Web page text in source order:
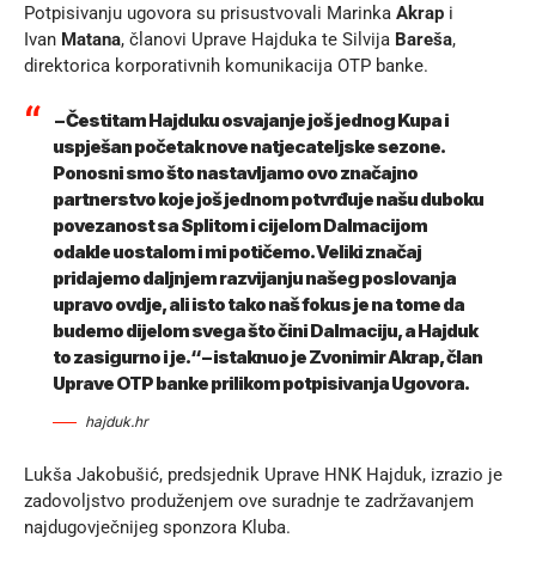
Potpisivanju ugovora su prisustvovali Marinka Akrap i
Ivan Matana, članovi Uprave Hajduka te Silvija Bareša,
direktorica korporativnih komunikacija OTP banke.
– Čestitam Hajduku osvajanje još jednog Kupa i
uspješan početak nove natjecateljske sezone.
Ponosni smo što nastavljamo ovo značajno
partnerstvo koje još jednom potvrđuje našu duboku
povezanost sa Splitom i cijelom Dalmacijom
odakle uostalom i mi potičemo. Veliki značaj
pridajemo daljnjem razvijanju našeg poslovanja
upravo ovdje, ali isto tako naš fokus je na tome da
budemo dijelom svega što čini Dalmaciju, a Hajduk
to zasigurno i je.“ – istaknuo je Zvonimir Akrap, član
Uprave OTP banke prilikom potpisivanja Ugovora.
hajduk.hr
Lukša Jakobušić, predsjednik Uprave HNK Hajduk, izrazio je
zadovoljstvo produženjem ove suradnje te zadržavanjem
najdugovječnijeg sponzora Kluba.